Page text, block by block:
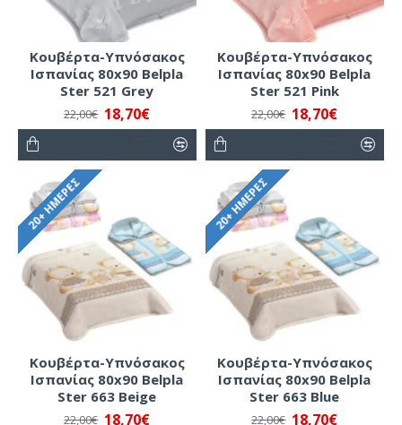
Κουβέρτα-Υπνόσακος
Ισπανίας 80x90 Belpla
Ster 521 Grey
18,70€
22,00€
Κουβέρτα-Υπνόσακος
Ισπανίας 80x90 Belpla
Ster 521 Pink
18,70€
22,00€
20+ ΗΜΈΡΕΣ
Κουβέρτα-Υπνόσακος
Ισπανίας 80x90 Belpla
Ster 663 Beige
18,70€
22,00€
20+ ΗΜΈΡΕΣ
Κουβέρτα-Υπνόσακος
Ισπανίας 80x90 Belpla
Ster 663 Blue
18,70€
22,00€